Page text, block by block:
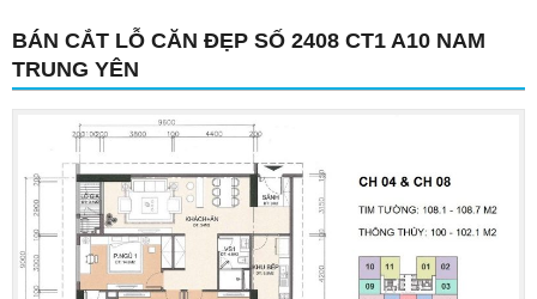
BÁN CẮT LỖ CĂN ĐẸP SỐ 2408 CT1 A10 NAM
TRUNG YÊN